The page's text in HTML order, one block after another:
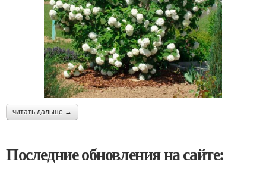
читать дальше →
Последние обновления на сайте: